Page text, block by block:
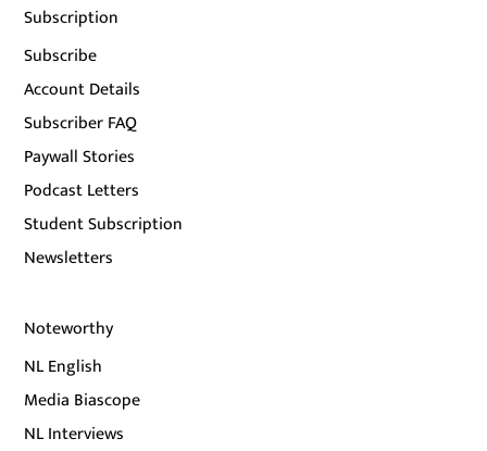
Subscription
Subscribe
Account Details
Subscriber FAQ
Paywall Stories
Podcast Letters
Student Subscription
Newsletters
Noteworthy
NL English
Media Biascope
NL Interviews